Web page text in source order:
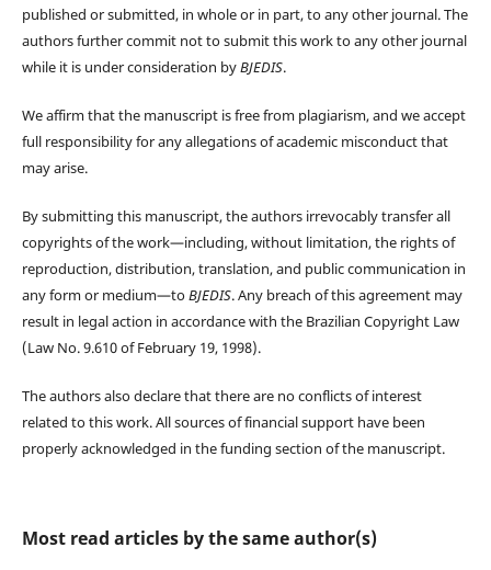
published or submitted, in whole or in part, to any other journal. The
authors further commit not to submit this work to any other journal
while it is under consideration byBJEDIS.
We affirm that the manuscript is free from plagiarism, and we accept
full responsibility for any allegations of academic misconduct that
may arise.
By submitting this manuscript, the authors irrevocably transfer all
copyrights of the work—including, without limitation, the rights of
reproduction, distribution, translation, and public communication in
any form or medium—toBJEDIS. Any breach of this agreement may
result in legal action in accordance with the Brazilian Copyright Law
(Law No. 9.610 of February 19, 1998).
The authors also declare that there are no conflicts of interest
related to this work. All sources of financial support have been
properly acknowledged in the funding section of the manuscript.
Most read articles by the same author(s)